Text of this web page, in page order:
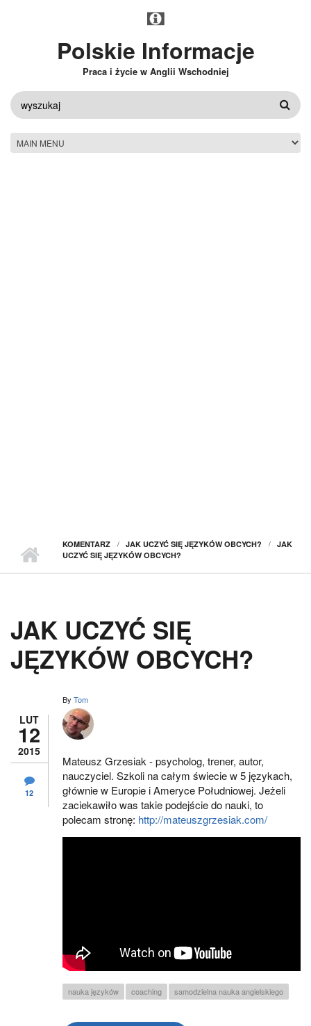
Polskie Informacje
Praca i życie w Anglii Wschodniej
FORMULARZ
WYSZUKIWANIA
KOMENTARZ JAK UCZYĆ SIĘ JĘZYKÓW OBCYCH?
JAK
UCZYĆ SIĘ JĘZYKÓW OBCYCH?
JAK UCZYĆ SIĘ
JĘZYKÓW OBCYCH?
LUT
12
2015
12
By Tom
Mateusz Grzesiak - psycholog, trener, autor,
nauczyciel. Szkoli na całym świecie w 5 językach,
głównie w Europie i Ameryce Południowej. Jeżeli
zaciekawiło was takie podejście do nauki, to
polecam stronę: http://mateuszgrzesiak.com/
nauka języków coaching samodzielna nauka angielskiego